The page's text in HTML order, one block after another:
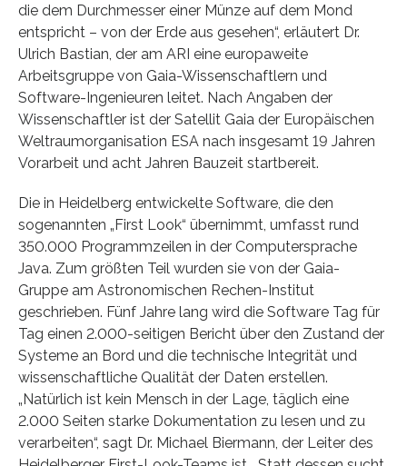
die dem Durchmesser einer Münze auf dem Mond
entspricht – von der Erde aus gesehen“, erläutert Dr.
Ulrich Bastian, der am ARI eine europaweite
Arbeitsgruppe von Gaia-Wissenschaftlern und
Software-Ingenieuren leitet. Nach Angaben der
Wissenschaftler ist der Satellit Gaia der Europäischen
Weltraumorganisation ESA nach insgesamt 19 Jahren
Vorarbeit und acht Jahren Bauzeit startbereit.
Die in Heidelberg entwickelte Software, die den
sogenannten „First Look“ übernimmt, umfasst rund
350.000 Programmzeilen in der Computersprache
Java. Zum größten Teil wurden sie von der Gaia-
Gruppe am Astronomischen Rechen-Institut
geschrieben. Fünf Jahre lang wird die Software Tag für
Tag einen 2.000-seitigen Bericht über den Zustand der
Systeme an Bord und die technische Integrität und
wissenschaftliche Qualität der Daten erstellen.
„Natürlich ist kein Mensch in der Lage, täglich eine
2.000 Seiten starke Dokumentation zu lesen und zu
verarbeiten“, sagt Dr. Michael Biermann, der Leiter des